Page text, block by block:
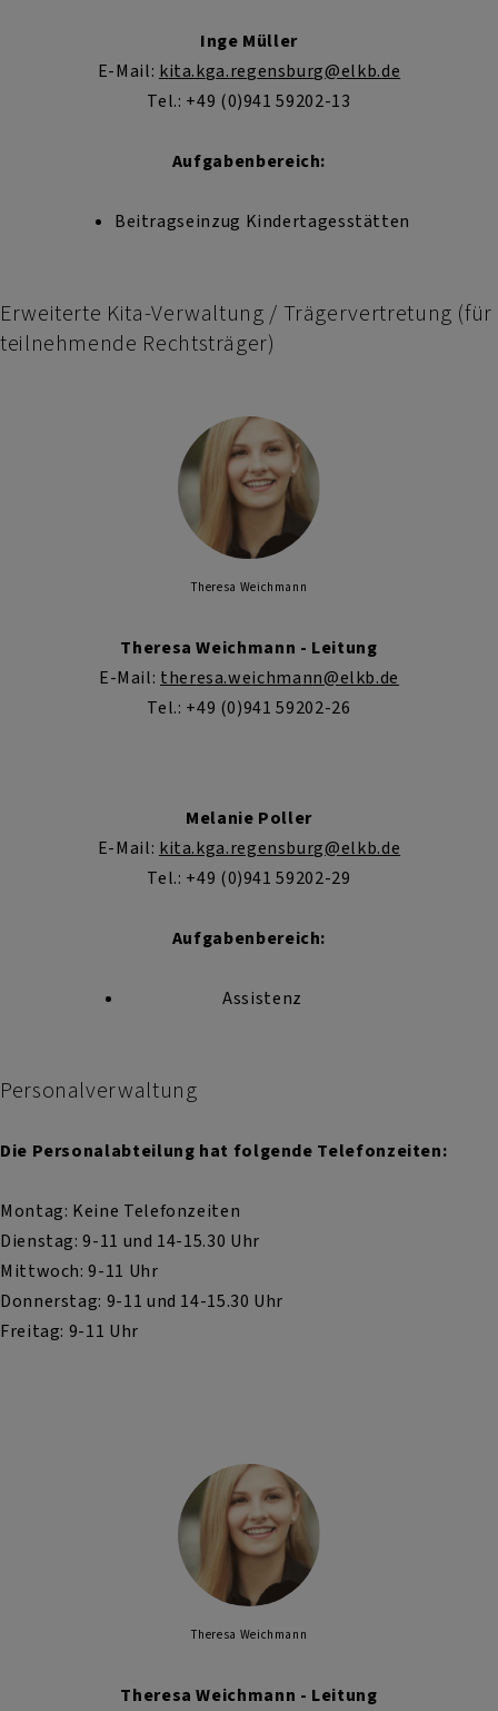
Inge Müller
E-Mail: kita.kga.regensburg@elkb.de
Tel.: +49 (0)941 59202-13
Aufgabenbereich:
Beitragseinzug Kindertagesstätten
Erweiterte Kita-Verwaltung / Trägervertretung (für
teilnehmende Rechtsträger)
Theresa Weichmann
Theresa Weichmann - Leitung
E-Mail: theresa.weichmann@elkb.de
Tel.: +49 (0)941 59202-26
Melanie Poller
E-Mail: kita.kga.regensburg@elkb.de
Tel.: +49 (0)941 59202-29
Aufgabenbereich:
Assistenz
Personalverwaltung
Die Personalabteilung hat folgende Telefonzeiten:
Montag: Keine Telefonzeiten
Dienstag: 9-11 und 14-15.30 Uhr
Mittwoch: 9-11 Uhr
Donnerstag: 9-11 und 14-15.30 Uhr
Freitag: 9-11 Uhr
Theresa Weichmann
Theresa Weichmann - Leitung